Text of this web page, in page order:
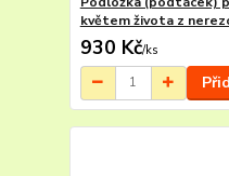
květem života z
930 Kč/ks